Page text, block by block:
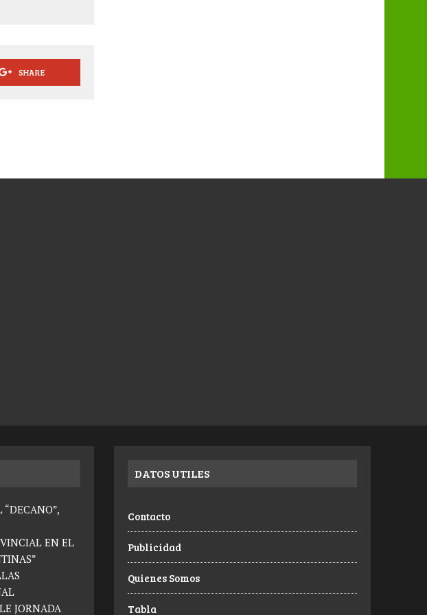
SHARE
“DECANO”,
EN EL
JORNADA
DATOS UTILES
Contacto
Publicidad
Quienes Somos
Tabla